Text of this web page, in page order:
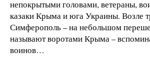
непокрытыми головами, ветераны,
казаки Крыма и юга Украины. Возле
Симферополь – на небольшом
называют воротами Крыма –
воинов…